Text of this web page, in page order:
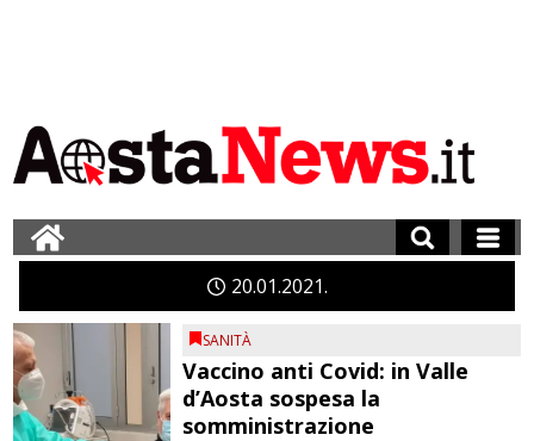
2001 2021
SANITÀ
Vaccino anti Covid: in Valle
d’Aosta sospesa la
somministrazione